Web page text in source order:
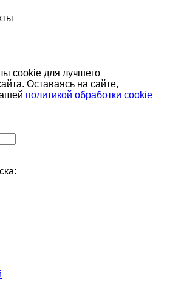
cookie для лучшего
Оставаясь на сайте,
политикой обработки cookie